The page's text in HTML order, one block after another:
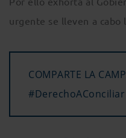
urgente se lleven a cabo
COMPARTE LA
#DerechoAConciliar